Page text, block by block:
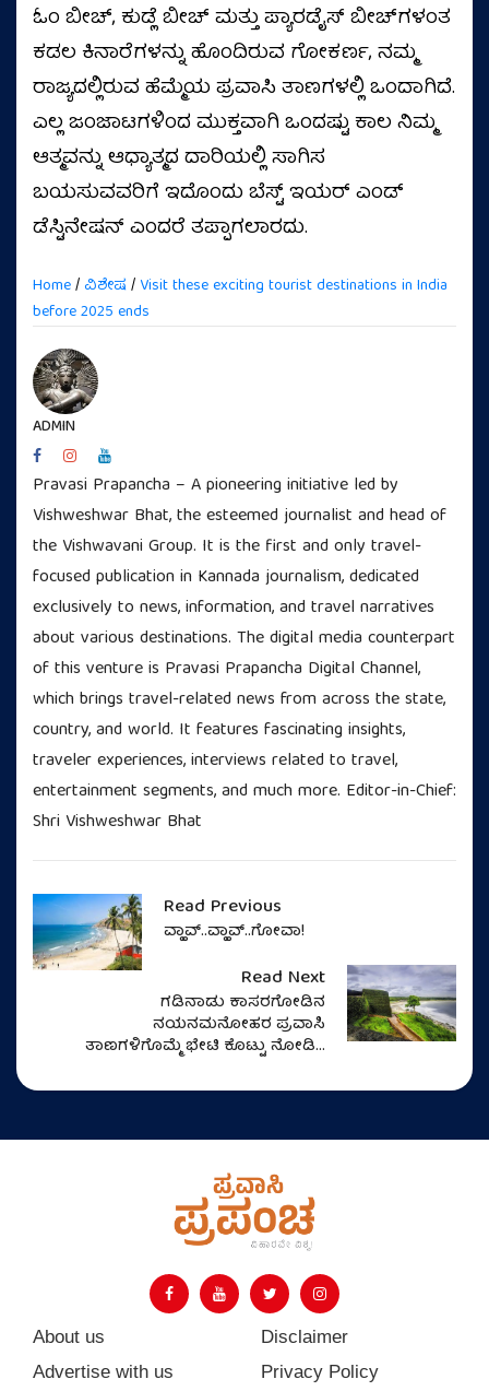
ಓಂ ಬೀಚ್, ಕುಡ್ಲೆ ಬೀಚ್ ಮತ್ತು ಪ್ಯಾರಡೈಸ್ ಬೀಚ್‌ಗಳಂತ
ಕಡಲ ಕಿನಾರೆಗಳನ್ನು ಹೊಂದಿರುವ ಗೋಕರ್ಣ, ನಮ್ಮ
ರಾಜ್ಯದಲ್ಲಿರುವ ಹೆಮ್ಮೆಯ ಪ್ರವಾಸಿ ತಾಣಗಳಲ್ಲಿ ಒಂದಾಗಿದೆ.
ಎಲ್ಲ ಜಂಜಾಟಗಳಿಂದ ಮುಕ್ತವಾಗಿ ಒಂದಷ್ಟು ಕಾಲ ನಿಮ್ಮ
ಆತ್ಮವನ್ನು ಆಧ್ಯಾತ್ಮದ ದಾರಿಯಲ್ಲಿ ಸಾಗಿಸ
ಬಯಸುವವರಿಗೆ ಇದೊಂದು ಬೆಸ್ಟ್ ಇಯರ್ ಎಂಡ್
ಡೆಸ್ಟಿನೇಷನ್ ಎಂದರೆ ತಪ್ಪಾಗಲಾರದು.
Home/ ವಿಶೇಷ/Visit these exciting tourist destinations in India
before 2025 ends
ADMIN
Pravasi Prapancha – A pioneering initiative led by
Vishweshwar Bhat, the esteemed journalist and head of
the Vishwavani Group. It is the first and only travel-
focused publication in Kannada journalism, dedicated
exclusively to news, information, and travel narratives
about various destinations. The digital media counterpart
of this venture is Pravasi Prapancha Digital Channel,
which brings travel-related news from across the state,
country, and world. It features fascinating insights,
traveler experiences, interviews related to travel,
entertainment segments, and much more. Editor-in-Chief:
Shri Vishweshwar Bhat
Read Previous
ವ್ಹಾವ್..ವ್ಹಾವ್..ಗೋವಾ!
Read Next
ಗಡಿನಾಡು ಕಾಸರಗೋಡಿನ
ನಯನಮನೋಹರ ಪ್ರವಾಸಿ
ತಾಣಗಳಿಗೊಮ್ಮೆ ಭೇಟಿ ಕೊಟ್ಟು ನೋಡಿ...
About us
Advertise with us
Disclaimer
Privacy Policy